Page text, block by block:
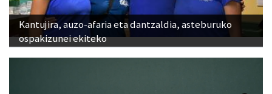
Kantujira, auzo-afaria eta dantzaldia, asteburuko
ospakizunei ekiteko